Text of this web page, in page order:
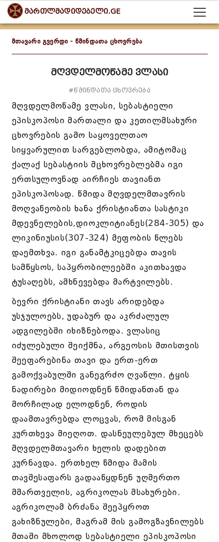
მართლმადიდებელი.GE
მთავარი გვერდი - წმინდათა ცხოვრება
მღვდელმოწამე ვლასი
#წმინდათა ცხოვრება
მღვდელმოწამე ვლასი, სებასტიელი
ეპისკოპოსი მართალი და კეთილმსახური
ცხოვრების გამო საყოველთაო
სიყვარულით სარგებლობდა, ამიტომაც
ქალაქ სებასტიის მცხოვრებლებმა იგი
ერთსულოვნად აირჩიეს თავიანთ
ეპისკოპოსად. წმიდა მღვდელმთავრის
მოღვაწეობის ხანა ქრისტიანთა სასტიკი
მდევნელების,დიოკლიტიანეს(284-305) და
ლიკინიუსის(307-324) მეფობის წლებს
დაემთხვა. იგი განამტკიცებდა თავის
სამწყსოს, საპყრობილეებში აკითხავდა
ტუსაღებს, ამხნევებდა მარტვილებს.
ბევრი ქრისტიანი თავს არიდებდა
უსჯულოებს, უდაბურ და აკრძალულ
ადგილებში იხიზნებოდა. ვლასიც
იძულებული შეიქმნა, არგეოსის მთისთვის
შეეფარებინა თავი და ერთ-ერთ
გამოქვაბულში განეგრძო ღვაწლი. ტყის
ნადირები მიდიოდნენ წმიდანთან და
მორჩილად ელოდნენ, როდის
დაამთავრებდა ლოცვას, რომ მისგან
კურთხევა მიეღოთ. დასნეულებულ მხეცებს
მღვდელმთავარი ხელის დადებით
კურნავდა. ერთხელ წმიდა მამის
თავშესაფარს გადააწყდნენ უღმერთო
მმართველის, აგრიკოლას მსახურები.
აგრიკოლამ ბრძანა შეეპყროთ
გახიზნულები, მაგრამ მის გამოგზავნილებს
მთაში მხოლოდ სებასტიელი ეპისკოპოსი